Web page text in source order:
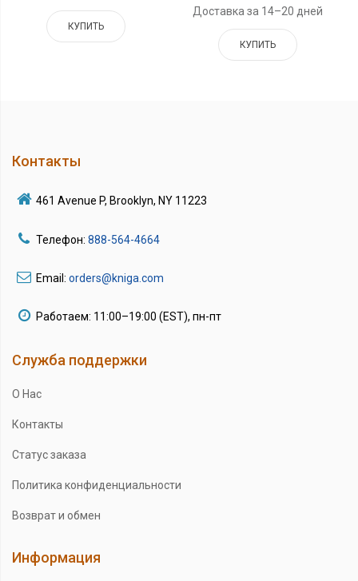
КУПИТЬ
Доставка за 14–20 дней
КУПИТЬ
Контакты
461 Avenue P, Brooklyn, NY 11223
Телефон: 888-564-4664
Email: orders@kniga.com
Работаем: 11:00–19:00 (EST), пн-пт
Служба поддержки
О Нас
Контакты
Статус заказа
Политика конфиденциальности
Возврат и обмен
Информация